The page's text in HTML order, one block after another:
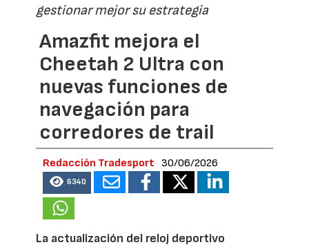
gestionar mejor su estrategia
Amazfit mejora el
Cheetah 2 Ultra con
nuevas funciones de
navegación para
corredores de trail
Redacción Tradesport 30/06/2026
6340
La actualización del reloj deportivo